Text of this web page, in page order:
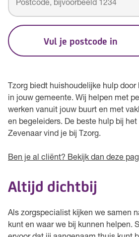
Vul je postcode in
Tzorg biedt huishoudelijke hulp
in jouw gemeente. Wij helpen met
werken vanuit jouw buurt en met
en begeleiders. De beste hulp bij
Zevenaar vind je bij Tzorg.
Ben je al cliënt? Bekijk dan deze
Altijd dichtbij
Als zorgspecialist kijken we samen
kunt en waar we bij kunnen helpen.